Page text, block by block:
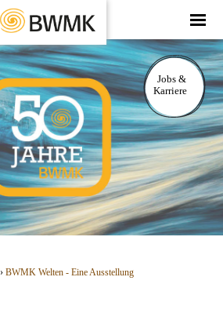
›BWMK Welten - Eine Ausstellung